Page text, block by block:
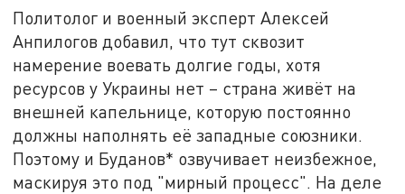
Политолог и военный эксперт Алексей
Анпилогов добавил, что тут сквозит
намерение воевать долгие годы, хотя
ресурсов у Украины нет – страна живёт на
внешней капельнице, которую постоянно
должны наполнять её западные союзники.
Поэтому и Буданов* озвучивает неизбежное,
маскируя это под "мирный процесс". На деле